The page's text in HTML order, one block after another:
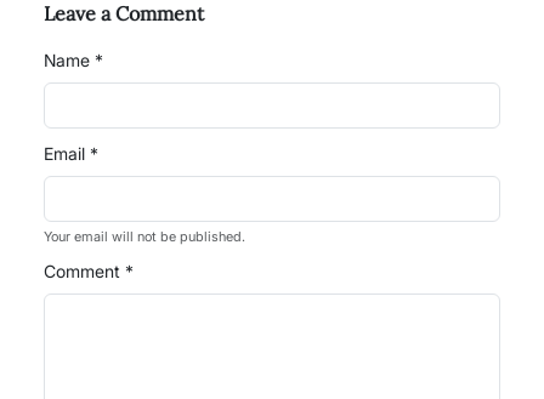
Leave a Comment
Name *
Email *
Your email will not be published.
Comment *